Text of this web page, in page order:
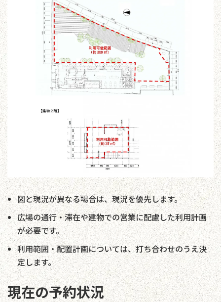
図と現況が異なる場合は、現況を優先します。
広場の通行・滞在や建物での営業に配慮した利用計画
が必要です。
利用範囲・配置計画については、打ち合わせのうえ決
定します。
現在の予約状況